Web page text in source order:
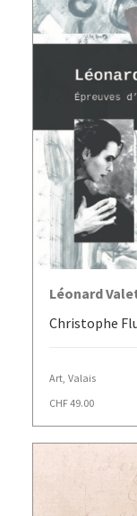
Léonard
Christophe
Art Valais
CHF49.00